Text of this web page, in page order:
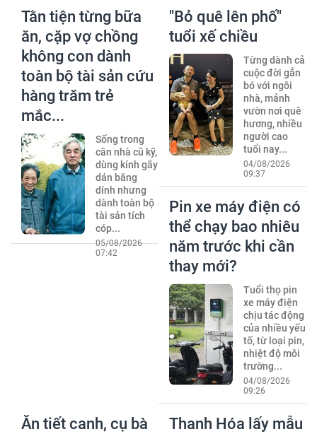
Tằn tiện từng bữa
ăn, cặp vợ chồng
không con dành
toàn bộ tài sản cứu
hàng trăm trẻ
mắc...
Sống trong
căn nhà cũ kỹ,
dùng kính gãy
dán băng
dính nhưng
dành toàn bộ
tài sản tích
cóp...
05/08/2026
07:42
"Bỏ quê lên phố"
tuổi xế chiều
Từng dành cả
cuộc đời gắn
bó với ngôi
nhà, mảnh
vườn nơi quê
hương, nhiều
người cao
tuổi nay...
04/08/2026
09:37
Pin xe máy điện có
thể chạy bao nhiêu
năm trước khi cần
thay mới?
Tuổi thọ pin
xe máy điện
chịu tác động
của nhiều yếu
tố, từ loại pin,
nhiệt độ môi
trường...
04/08/2026
09:26
Ăn tiết canh, cụ bà
Thanh Hóa lấy mẫu